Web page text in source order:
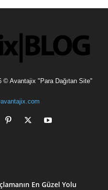
© Avantajix "Para Dağıtan Site"
En Güzel Yolu